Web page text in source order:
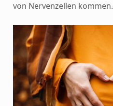
von Nervenzellen kommen.